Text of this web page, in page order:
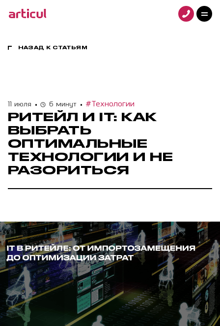
Услуги
Технологии
Контакты
Карьера
Блог
НАЗАД К СТАТЬЯМ
11 июля 6 минут #Технологии
РИТЕЙЛ И IT: КАК
ВЫБРАТЬ
ОПТИМАЛЬНЫЕ
ТЕХНОЛОГИИ И НЕ
РАЗОРИТЬСЯ